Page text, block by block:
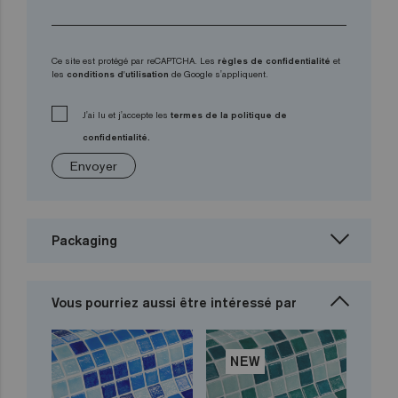
Ce site est protégé par reCAPTCHA. Les règles de confidentialité et
les conditions d'utilisation de Google s'appliquent.
J'ai lu et j'accepte les termes de la politique de
confidentialité.
Envoyer
Packaging
Vous pourriez aussi être intéressé par
NEW